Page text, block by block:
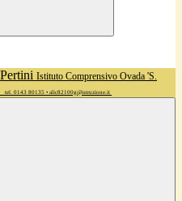
Istituto Comprensivo Ovada 'S.
tel. 0143 80135 • alic82100g@istruzione.it